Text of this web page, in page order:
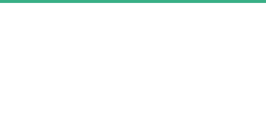
Accueils de jour "Le Grand Platane"